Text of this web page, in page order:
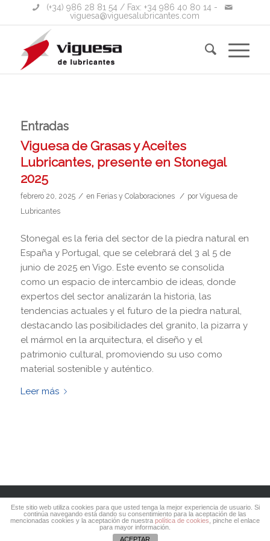
(+34) 986 28 81 54 / Fax: +34 986 40 80 14 -
viguesa@viguesalubricantes.com
Entradas
Viguesa de Grasas y Aceites
Lubricantes, presente en Stonegal
2025
febrero 20, 2025 / en Ferias y Colaboraciones / porViguesa de
Lubricantes
Stonegal es la feria del sector de la piedra natural en
España y Portugal, que se celebrará del 3 al 5 de
junio de 2025 en Vigo. Este evento se consolida
como un espacio de intercambio de ideas, donde
expertos del sector analizarán la historia, las
tendencias actuales y el futuro de la piedra natural,
destacando las posibilidades del granito, la pizarra y
el mármol en la arquitectura, el diseño y el
patrimonio cultural, promoviendo su uso como
material sostenible y auténtico.
Leer más
derechos reservados[Aviso Legal / LOPD]|Diseño y
desarrollo N8 Comunicación
Este sitio web utiliza cookies para que usted tenga la mejor experiencia de usuario. Si
continúa navegando está dando su consentimiento para la aceptación de las
mencionadas cookies y la aceptación de nuestra política de cookies , pinche el enlace
para mayor información.
ACEPTAR